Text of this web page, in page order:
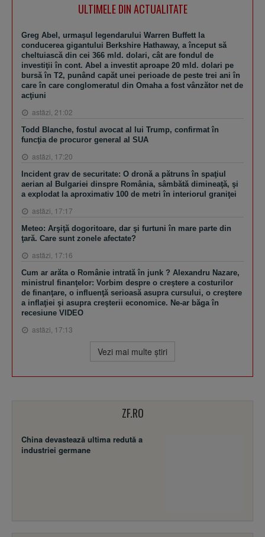
ULTIMELE DIN ACTUALITATE
Greg Abel, urmaşul legendarului Warren Buffett la
conducerea gigantului Berkshire Hathaway, a început să
cheltuiască din cei 366 mld. dolari, cât are fondul de
investiţii în cont. Abel a investit aproape 20 mld. dolari pe
bursă în T2, punând capăt unei perioade de peste trei ani în
care în care conglomeratul din Omaha a fost vânzător net de
acţiuni
astăzi, 21:02
Todd Blanche, fostul avocat al lui Trump, confirmat în
funcţia de procuror general al SUA
astăzi, 17:20
Incident grav de securitate: O dronă a pătruns în spaţiul
aerian al Bulgariei dinspre România, sâmbătă dimineaţă, şi
a explodat la aproximativ 100 de metri în interiorul graniţei
astăzi, 17:17
Meteo: Arşiţă dogoritoare, dar şi furtuni în mare parte din
ţară. Care sunt zonele afectate?
astăzi, 17:16
Cum ar arăta o Românie intrată în junk ? Alexandru Nazare,
ministrul finanţelor: Vorbim despre o creştere a costurilor
de finanţare, o influenţă serioasă asupra cursului, o creştere
a inflaţiei şi asupra creşterii economice. Ne-ar băga în
recesiune VIDEO
astăzi, 17:13
Vezi mai multe ştiri
ZF.RO
China devastează ultima redută a
industriei germane